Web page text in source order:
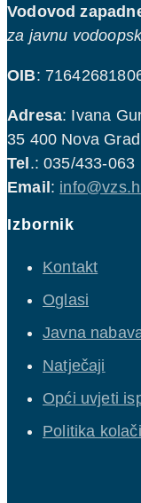
Vodovod
za javnu
OIB:
Adresa: Ivana
35 400 Nova
Tel.: 035/433-063
Email:
Izbornik
Kontakt
Oglasi
Javna
Natječaji
Opći uvjeti
Politika